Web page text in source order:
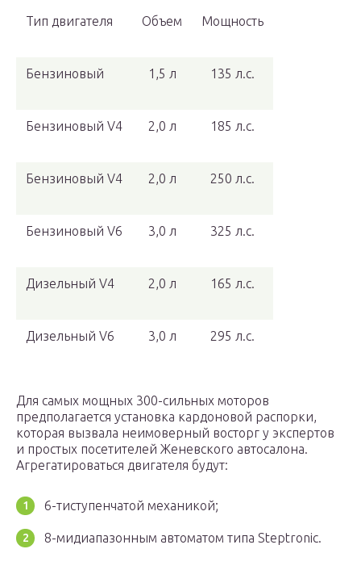
Тип двигателя Объем Мощность
Бензиновый 1,5 л 135 л.с.
Бензиновый V4 2,0 л 185 л.с.
Бензиновый V4 2,0 л 250 л.с.
Бензиновый V6 3,0 л 325 л.с.
Дизельный V4 2,0 л 165 л.с.
Дизельный V6 3,0 л 295 л.с.
Для самых мощных 300-сильных моторов
предполагается установка кардоновой распорки,
которая вызвала неимоверный восторг у экспертов
и простых посетителей Женевского автосалона.
Агрегатироваться двигателя будут:
6-тиступенчатой механикой;
8-мидиапазонным автоматом типа Steptronic.